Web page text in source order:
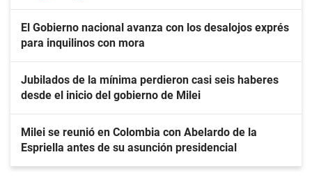
El Gobierno nacional avanza con los desalojos exprés
para inquilinos con mora
Jubilados de la mínima perdieron casi seis haberes
desde el inicio del gobierno de Milei
Milei se reunió en Colombia con Abelardo de la
Espriella antes de su asunción presidencial